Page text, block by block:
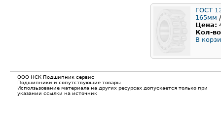
ГОСТ
165мм /
Цена:
Кол-
В
ООО НСК Подшипник сервис
Подшипники и сопутствующие товары
Исползьзование материала на других ресурсах допускается только при
указании ссылки на источник